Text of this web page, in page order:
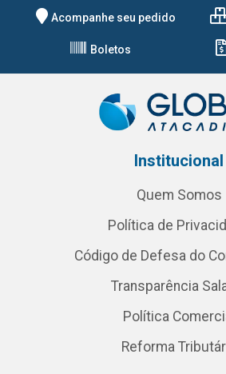
Acompanhe seu pedido
Boletos
Institucional
Quem Somos
Política de
Código de Defesa do
Transparência
Política
Reforma